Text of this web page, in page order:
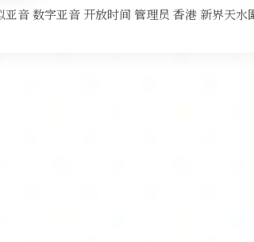
亚音 数字亚音 开放时间 管理员 香港 新界天